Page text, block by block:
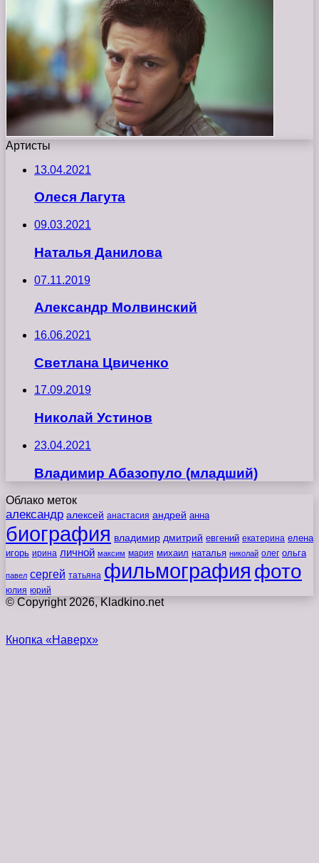
Артисты
13.04.2021
Олеся Лагута
09.03.2021
Наталья Данилова
07.11.2019
Александр Молвинский
16.06.2021
Светлана Цвиченко
17.09.2019
Николай Устинов
23.04.2021
Владимир Абазопуло (младший)
Облако меток
александр алексей анастасия андрей анна
биография владимир дмитрий евгений екатерина елена
игорь ирина личной максим мария михаил наталья николай олег ольга
павел сергей татьяна фильмография фото
юлия юрий
© Copyright 2026, Kladkino.net
Кнопка «Наверх»